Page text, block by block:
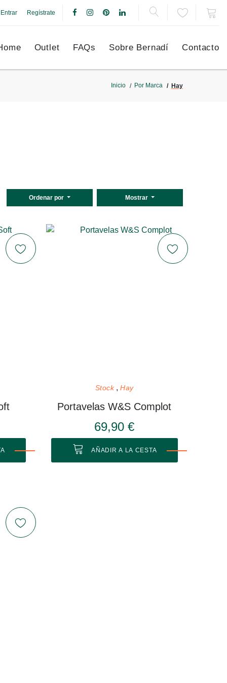
Entrar Regístrate
Outlet FAQs Sobre Bernadí Contacto
Inicio Por Marca Hay
Ordenar por Mostrar
Stock Hay
Portavelas W&S Complot
69,90 €
AÑADIR A LA CESTA